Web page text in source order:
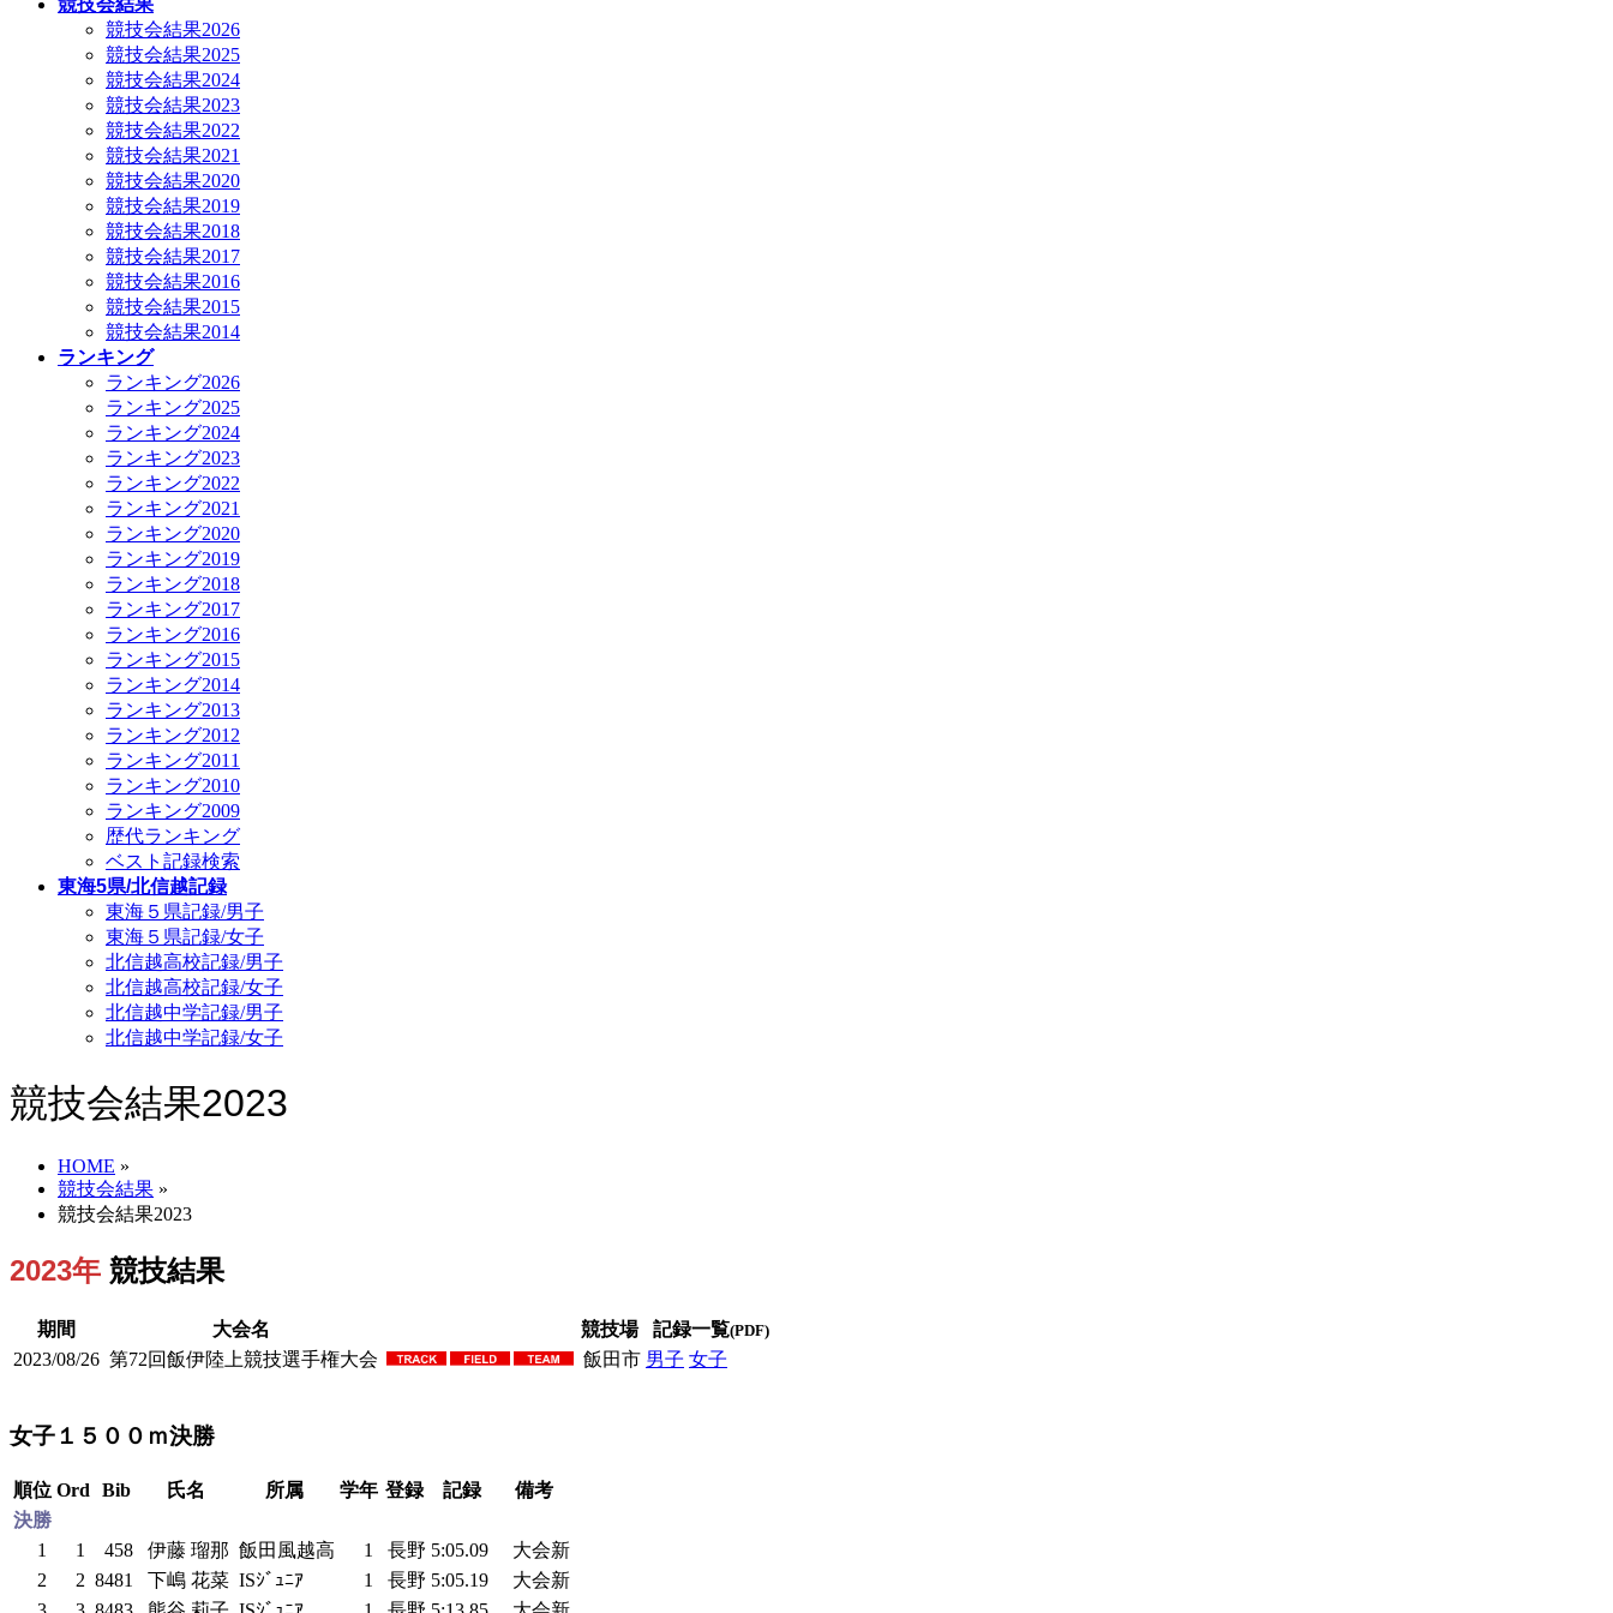
競技会結果
競技会結果2026
競技会結果2025
競技会結果2024
競技会結果2023
競技会結果2022
競技会結果2021
競技会結果2020
競技会結果2019
競技会結果2018
競技会結果2017
競技会結果2016
競技会結果2015
競技会結果2014
ランキング
ランキング2026
ランキング2025
ランキング2024
ランキング2023
ランキング2022
ランキング2021
ランキング2020
ランキング2019
ランキング2018
ランキング2017
ランキング2016
ランキング2015
ランキング2014
ランキング2013
ランキング2012
ランキング2011
ランキング2010
ランキング2009
歴代ランキング
ベスト記録検索
東海5県/北信越記録
東海５県記録/男子
東海５県記録/女子
北信越高校記録/男子
北信越高校記録/女子
北信越中学記録/男子
北信越中学記録/女子
競技会結果2023
HOME »
競技会結果 »
競技会結果2023
2023年 競技結果
期間 大会名 競技場 記録一覧(PDF)
2023/08/26 第72回飯伊陸上競技選手権大会 飯田市 男子 女子
女子１５００ｍ決勝
順位 Ord Bib 氏名 所属 学年 登録 記録
備考
決勝
1
1 458 伊藤 瑠那 飯田風越高 1 長野 5:05.09
大会新
2
2 8481 下嶋 花菜 ISｼﾞｭﾆｱ 1 長野 5:05.19
大会新